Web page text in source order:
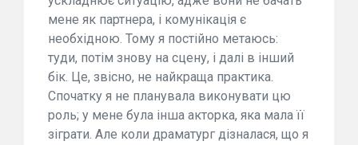
мене як партнера, і комунікація є
необхідною. Тому я постійно метаюсь:
туди, потім знову на сцену, і далі в інший
бік. Це, звісно, не найкраща практика.
Спочатку я не планувала виконувати цю
роль; у мене була інша акторка, яка мала її
зіграти. Але коли драматург дізналася, що я